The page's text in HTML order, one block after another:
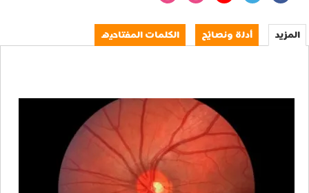
أدلة ونصائح الکلمات المفتاحیه